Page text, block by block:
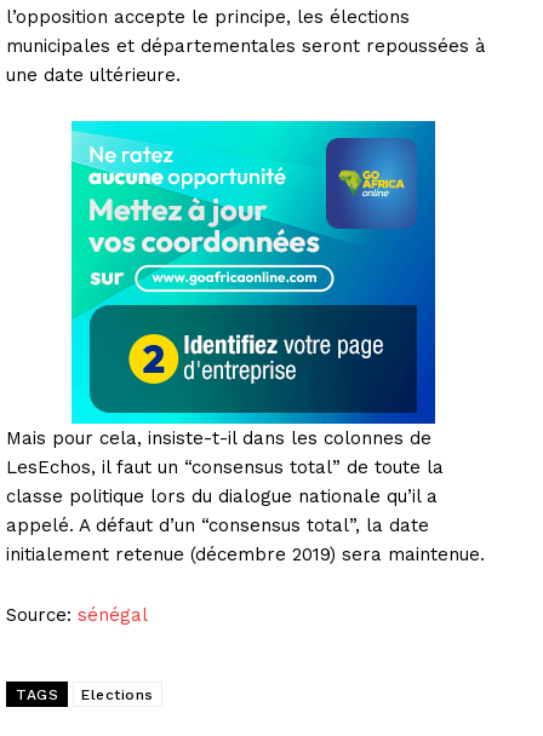
l’opposition accepte le principe, les élections
municipales et départementales seront repoussées à
une date ultérieure.
Mais pour cela, insiste-t-il dans les colonnes de
LesEchos, il faut un “consensus total” de toute la
classe politique lors du dialogue nationale qu’il a
appelé. A défaut d’un “consensus total”, la date
initialement retenue (décembre 2019) sera maintenue.
Source: sénégal
TAGS Elections